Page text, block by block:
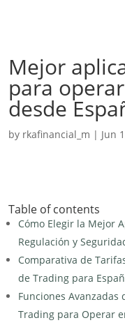
Mejor
para
desde
by rkafinancial_m | Jun
Table of contents
Cómo Elegir la Mejor
Regulación y
Comparativa de
de Trading para
Funciones
Trading para Operar